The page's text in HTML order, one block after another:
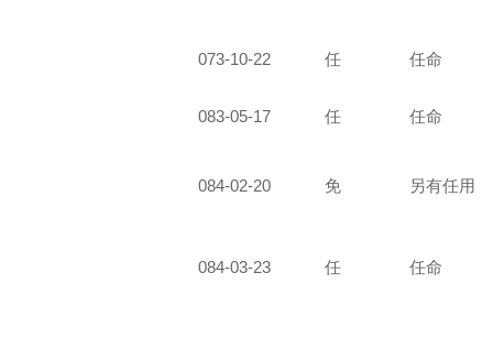
073-10-22 任 任命
083-05-17 任 任命
084-02-20 免 另有任用
084-03-23 任 任命